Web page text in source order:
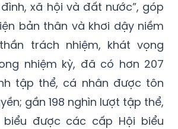
xã hội và đất nước”, góp
bản thân và khơi dậy niềm
trách nhiệm, khát vọng
nhiệm kỳ, đã có hơn 207
tập thể, cá nhân được tôn
gần 198 nghìn lượt tập thể,
được các cấp Hội biểu